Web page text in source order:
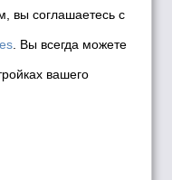
системах
вы соглашаетесь с
. Вы всегда можете
вашего